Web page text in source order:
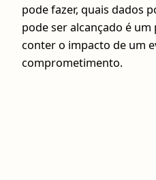
pode fazer, quais dados
pode ser alcançado é um
conter o impacto de um
comprometimento.